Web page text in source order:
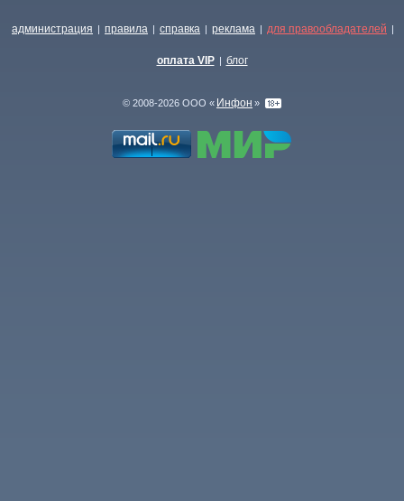
администрация | правила | справка | реклама | для правообладателей |
оплата VIP | блог
© 2008-2026 ООО « Инфон »